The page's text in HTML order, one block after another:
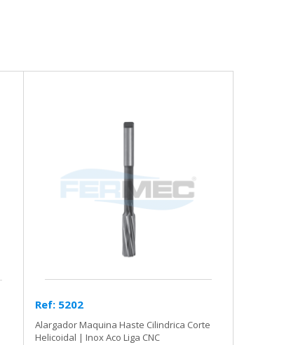
Ref: 5202
Alargador Maquina Haste Cilindrica Corte
Helicoidal | Inox Aco Liga CNC